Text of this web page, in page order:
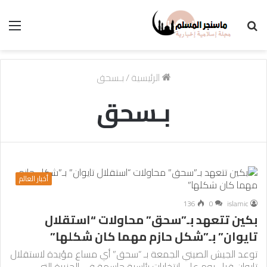
الرئيسية/بـسحق
بـسحق
أخبار العالم
islamic
0
136
بكين تتعهد بـ”سحق” محاولات “استقلال
تايوان” بـ”شكل حازم مهما كان شكلها”
توعد الجيش الصيني الجمعة بـ “سحق” أي مساع مؤيدة لاستقلال